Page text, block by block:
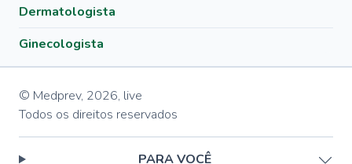
Dermatologista
Ginecologista
© Medprev, 2026, live
Todos os direitos reservados
PARA VOCÊ